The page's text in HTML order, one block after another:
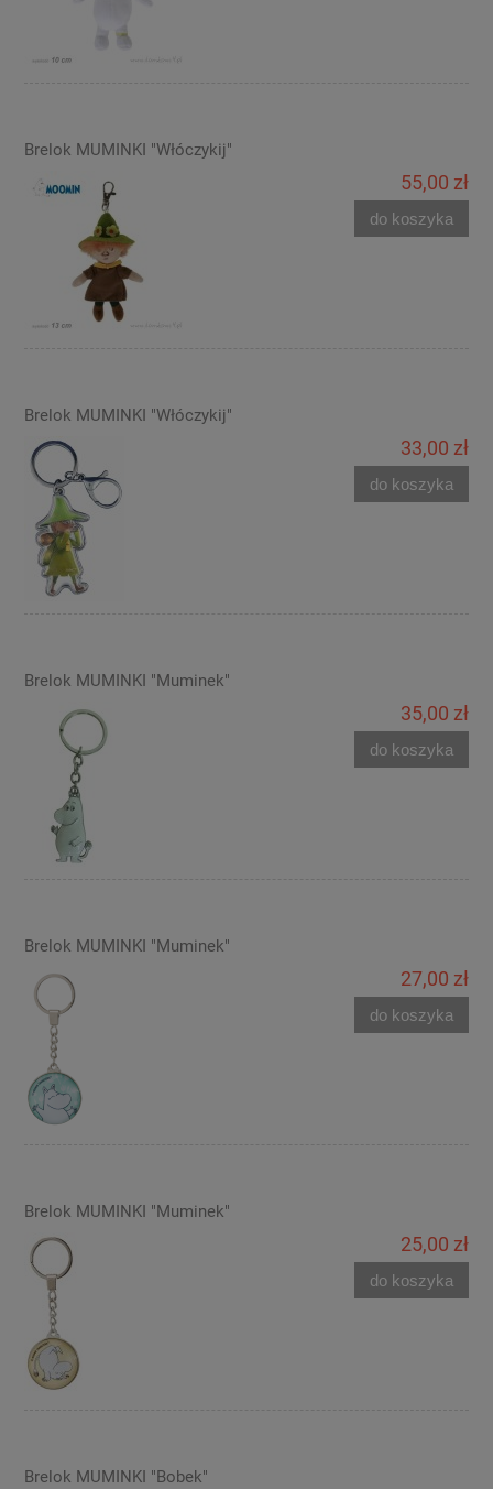
Brelok MUMINKI "Włóczykij"
55,00 zł
do koszyka
Brelok MUMINKI "Włóczykij"
33,00 zł
do koszyka
Brelok MUMINKI "Muminek"
35,00 zł
do koszyka
Brelok MUMINKI "Muminek"
27,00 zł
do koszyka
Brelok MUMINKI "Muminek"
25,00 zł
do koszyka
Brelok MUMINKI "Bobek"